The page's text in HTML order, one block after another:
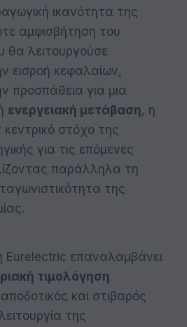
ικανότητα της
αμφισβήτηση του
θα λειτουργούσε
εισροή κεφαλαίων,
προσπάθεια για μια
ενεργειακή μετάβαση, η
στόχο της
για τις επόμενες
παράλληλα τη
της
Eurelectric επαναλαμβάνει
τιμολόγηση
και στιβαρός
της